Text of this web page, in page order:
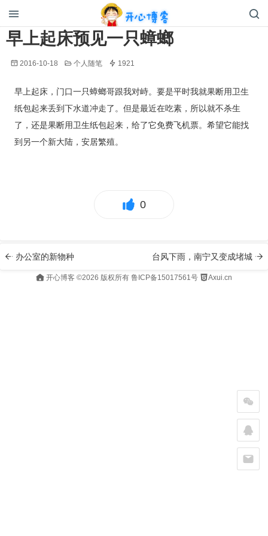
开心博客
早上起床预见一只蟑螂
2016-10-18 个人随笔 1921
早上起床，门口一只蟑螂哥跟我对峙。要是平时我就果断用卫生
纸包起来丢到下水道冲走了。但是最近在吃素，所以就不杀生
了，还是果断用卫生纸包起来，给了它免费飞机票。希望它能找
到另一个新大陆，安居繁殖。
0
办公室的新物种 台风下雨，南宁又变成堵城
开心博客 ©2026 版权所有 鲁ICP备15017561号 Axui.cn